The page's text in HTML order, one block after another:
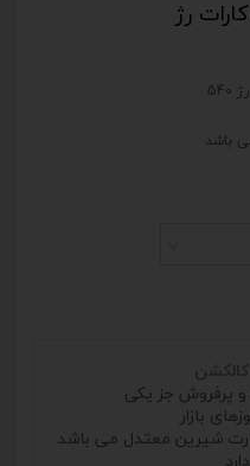
باشد
و پرفروش جز یکی
بازار
شیرین معتدل می باشد